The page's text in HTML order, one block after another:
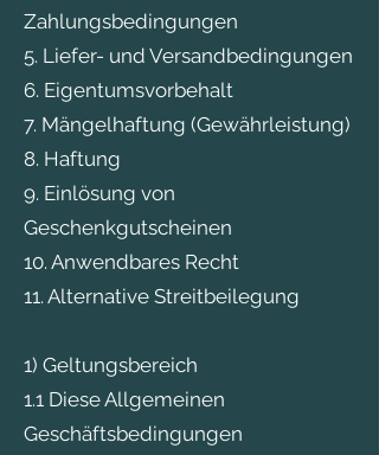
Zahlungsbedingungen
5. Liefer- und Versandbedingungen
6. Eigentumsvorbehalt
7. Mängelhaftung (Gewährleistung)
8. Haftung
9. Einlösung von
Geschenkgutscheinen
10. Anwendbares Recht
11. Alternative Streitbeilegung
1) Geltungsbereich
1.1 Diese Allgemeinen
Geschäftsbedingungen